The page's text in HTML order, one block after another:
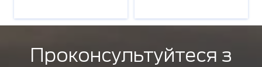
Проконсультуйтеся з